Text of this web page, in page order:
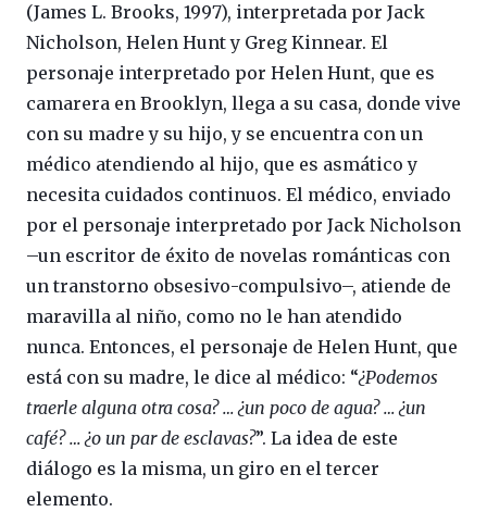
(James L. Brooks, 1997), interpretada por Jack
Nicholson, Helen Hunt y Greg Kinnear. El
personaje interpretado por Helen Hunt, que es
camarera en Brooklyn, llega a su casa, donde vive
con su madre y su hijo, y se encuentra con un
médico atendiendo al hijo, que es asmático y
necesita cuidados continuos. El médico, enviado
por el personaje interpretado por Jack Nicholson
–un escritor de éxito de novelas románticas con
un transtorno obsesivo-compulsivo–, atiende de
maravilla al niño, como no le han atendido
nunca. Entonces, el personaje de Helen Hunt, que
está con su madre, le dice al médico: “¿Podemos
traerle alguna otra cosa? … ¿un poco de agua? … ¿un
café? … ¿o un par de esclavas?”. La idea de este
diálogo es la misma, un giro en el tercer
elemento.